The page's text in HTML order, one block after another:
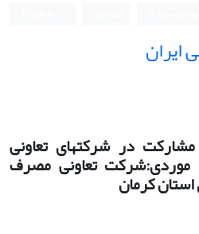
ایران
در شرکتهای تعاونی
موردی:شرکت تعاونی مصرف
استان کرمان